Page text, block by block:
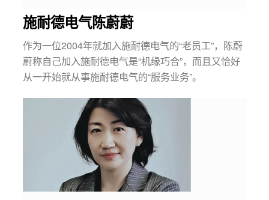
施耐德电气陈蔚蔚
作为一位2004年就加入施耐德电气的“老员工”，陈蔚
蔚称自己加入施耐德电气是“机缘巧合”，而且又恰好
从一开始就从事施耐德电气的“服务业务”。